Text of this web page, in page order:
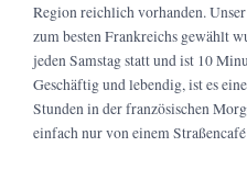
Region reichlich vorhanden.
zum besten Frankreichs gewählt
jeden Samstag statt und ist 10
Geschäftig und lebendig, ist es
Stunden in der französischen
einfach nur von einem